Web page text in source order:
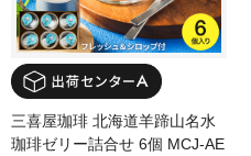
三喜屋珈琲 北海道羊蹄山名水
珈琲ゼリー詰合せ 6個 MCJ-AE